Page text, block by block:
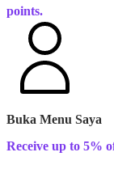
points.
Buka Menu Saya
Receive up to 5%